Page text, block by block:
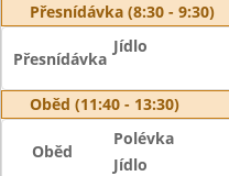
Přesnídávka (8:30 - 9:30)
Přesnídávka
Jídlo
Oběd (11:40 - 13:30)
Oběd
Polévka
Jídlo